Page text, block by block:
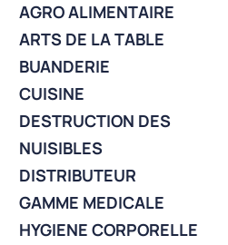
AGRO ALIMENTAIRE
ARTS DE LA TABLE
BUANDERIE
CUISINE
DESTRUCTION DES
NUISIBLES
DISTRIBUTEUR
GAMME MEDICALE
HYGIENE CORPORELLE